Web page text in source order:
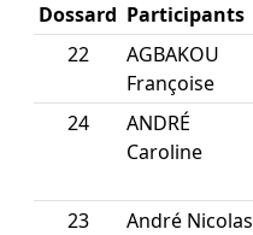
Dossard Participants
22
AGBAKOU
Françoise
24
ANDRÉ
Caroline
23
André Nicolas